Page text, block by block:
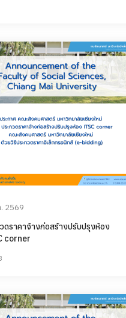
2569
ดราคาจ้างก่อสร้างปรับปรุงห้อง
corner